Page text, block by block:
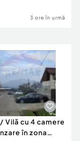
3 ore în urmă
Vilă cu 4 camere
în zona